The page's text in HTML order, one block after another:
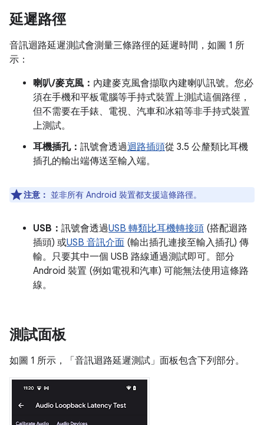
延遲路徑
音訊迴路延遲測試會測量三條路徑的延遲時間，如圖 1 所
示：
喇叭/麥克風： 內建麥克風會擷取內建喇叭訊號。您必
須在手機和平板電腦等手持式裝置上測試這個路徑，
但不需要在手錶、電視、汽車和冰箱等非手持式裝置
上測試。
耳機插孔： 訊號會透過迴路插頭從 3.5 公釐類比耳機
插孔的輸出端傳送至輸入端。
注意： 並非所有 Android 裝置都支援這條路徑。
USB： 訊號會透過USB 轉類比耳機轉接頭 (搭配迴路
插頭) 或USB 音訊介面 (輸出插孔連接至輸入插孔) 傳
輸。只要其中一個 USB 路線通過測試即可。部分
Android 裝置 (例如電視和汽車) 可能無法使用這條路
線。
測試面板
如圖 1 所示，「音訊迴路延遲測試」 面板包含下列部分。